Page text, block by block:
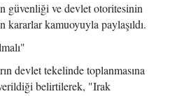
güvenliği ve devlet otoritesinin
kararlar kamuoyuyla paylaşıldı.
devlet tekelinde toplanmasına
belirtilerek, "Irak